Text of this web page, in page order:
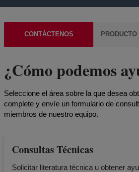
CONTÁCTENOS
¿Cómo podemos
Seleccione el área sobre la que desea
complete y envíe un formulario de
miembros de nuestro equipo.
Consultas Técnicas
Solicitar literatura técnica u obtener